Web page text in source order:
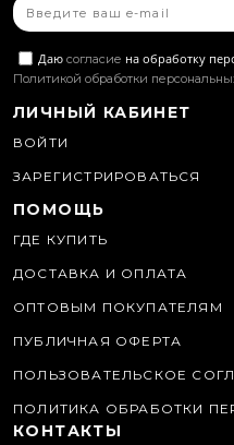
Даю согласие на обработку
Политикой обработки
ЛИЧНЫЙ КАБИНЕТ
ВОЙТИ
ЗАРЕГИСТРИРОВАТЬСЯ
ПОМОЩЬ
ГДЕ КУПИТЬ
ДОСТАВКА И ОПЛАТА
ОПТОВЫМ ПОКУПАТЕЛЯМ
ПУБЛИЧНАЯ ОФЕРТА
ПОЛЬЗОВАТЕЛЬСКОЕ
ПОЛИТИКА ОБРАБОТКИ
КОНТАКТЫ